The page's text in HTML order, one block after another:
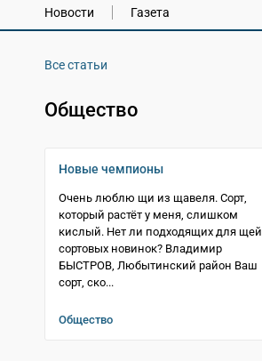
Новости Газета
Все статьи
Общество
Новые чемпионы
Очень люблю щи из щавеля. Сорт,
который растёт у меня, слишком
кислый. Нет ли подходящих для щей
сортовых новинок? Владимир
БЫСТРОВ, Любытинский район Ваш
сорт, ско...
Общество